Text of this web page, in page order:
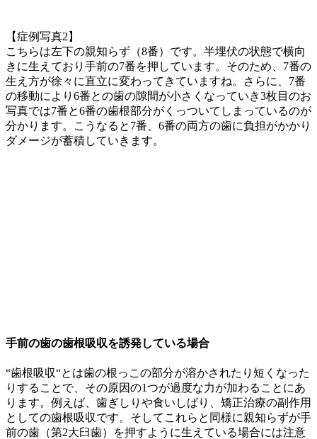
【症例写真2】
こちらは左下の親知らず（8番）です。半埋伏の状態で横向
きに生えており手前の7番を押しています。そのため、7番の
生え方が徐々に直立に変わってきていますね。さらに、7番
の移動により6番との歯の隙間が小さくなっていき3枚目のお
写真では7番と6番の歯根部分がくっついてしまっているのが
分かります。こうなると7番、6番の両方の歯に負担がかかり
ダメージが蓄積していきます。
手前の歯の歯根吸収を誘発している場合
“歯根吸収“とは歯の根っこの部分が溶かされたり短くなった
りすることで、その原因の1つが過度な力が加わることにあ
ります。例えば、歯ぎしりや食いしばり、矯正治療の副作用
としての歯根吸収です。そしてこれらと同様に親知らずが手
前の歯（第2大臼歯）を押すように生えている場合には注意